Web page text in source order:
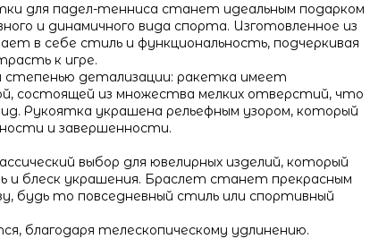
для падел-тенниса станет идеальным подарком
и динамичного вида спорта. Изготовленное из
в себе стиль и функциональность, подчеркивая
к игре.
степенью детализации: ракетка имеет
состоящей из множества мелких отверстий, что
Рукоятка украшена рельефным узором, который
и завершенности.
выбор для ювелирных изделий, который
и блеск украшения. Браслет станет прекрасным
будь то повседневный стиль или спортивный
благодаря телескопическому удлинению.